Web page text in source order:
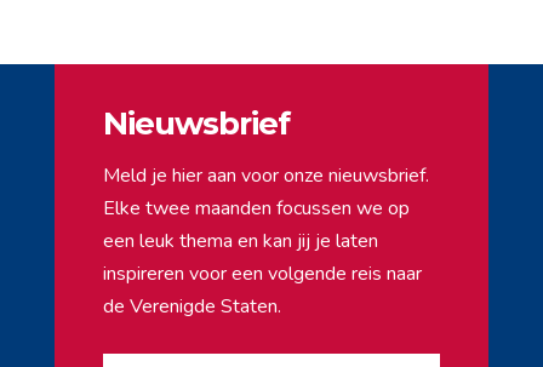
Nieuwsbrief
Meld je hier aan voor onze nieuwsbrief.
Elke twee maanden focussen we op
een leuk thema en kan jij je laten
inspireren voor een volgende reis naar
de Verenigde Staten.